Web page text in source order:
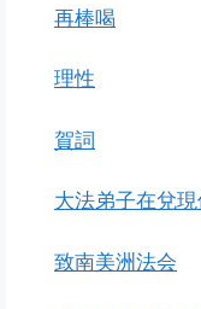
再棒喝
理性
賀詞
大法弟子在兌
致南美洲法会